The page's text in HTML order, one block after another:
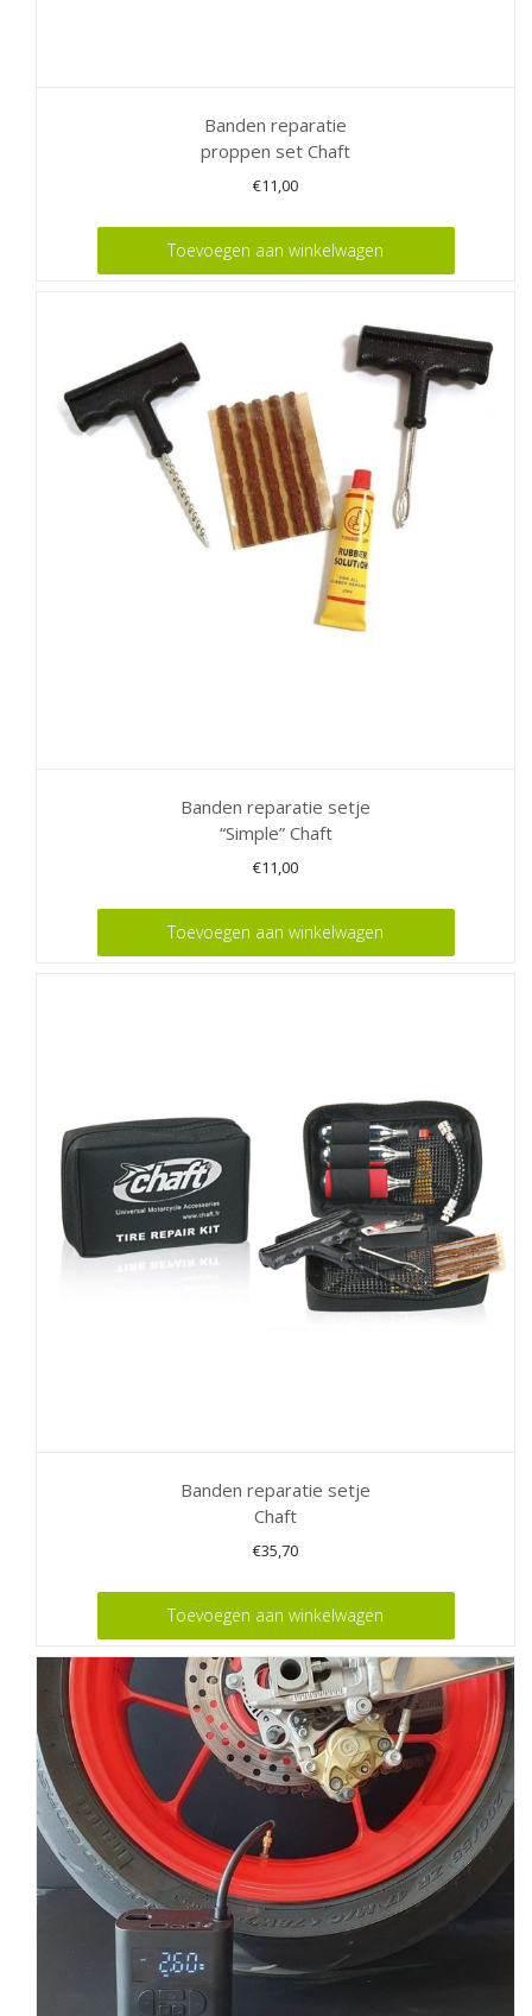
Banden reparatie
proppen set Chaft
€11,00
Toevoegen aan winkelwagen
Banden reparatie setje
“Simple” Chaft
€11,00
Toevoegen aan winkelwagen
Banden reparatie setje
Chaft
€35,70
Toevoegen aan winkelwagen